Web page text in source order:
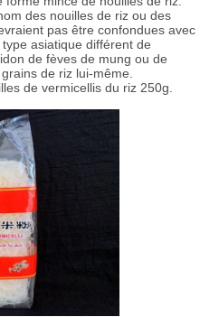
des nouilles de riz ou des
pas être confondues avec
asiatique différent de
de fèves de mung ou de
de riz lui-même.
de vermicellis du riz 250g.